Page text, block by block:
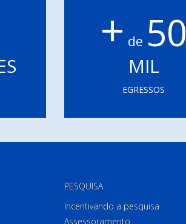
+ de 50
MIL
EGRESSOS
PESQUISA
Incentivando a pesquisa
Assessoramento